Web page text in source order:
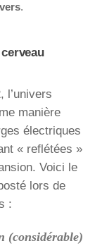
.
l’univers
manière
électriques
« reflétées »
Voici le
lors de
:
(considérable)